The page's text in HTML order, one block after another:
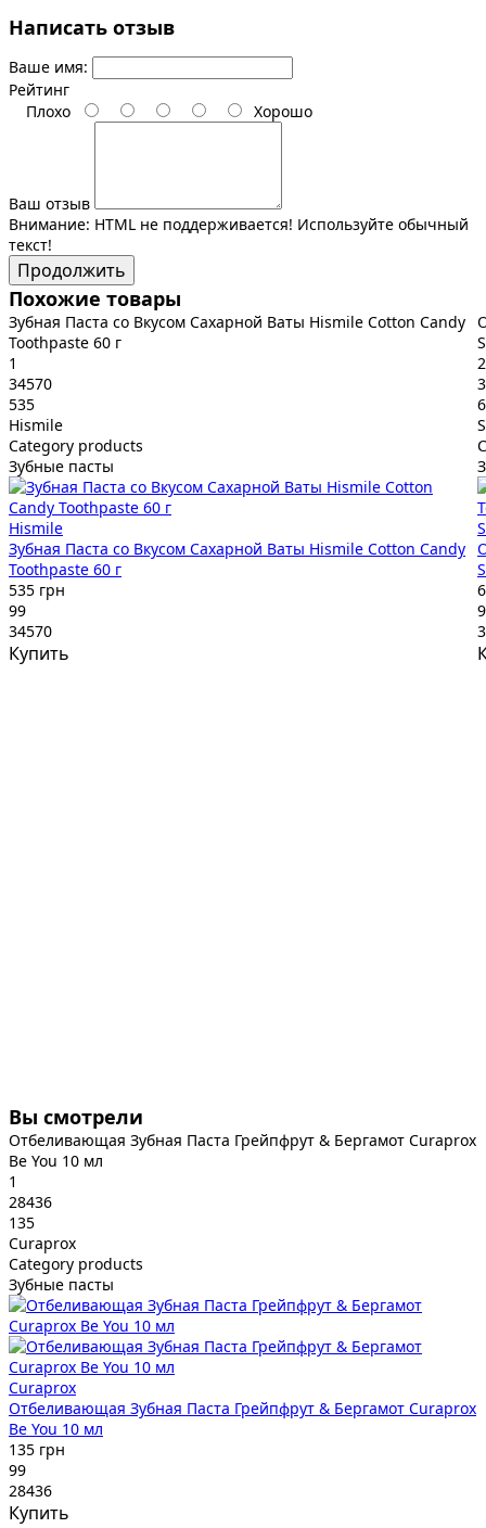
Написать отзыв
Ваше имя:
Рейтинг
Плохо
Хорошо
Ваш отзыв
Внимание: HTML не поддерживается! Используйте обычный
текст!
Продолжить
Похожие товары
Зубная Паста со Вкусом Сахарной Ваты Hismile Cotton Candy
Toothpaste 60 г
1
34570
535
Hismile
Category products
Зубные пасты
Hismile
Зубная Паста со Вкусом Сахарной Ваты Hismile Cotton Candy
Toothpaste 60 г
535 грн
99
34570
Купить
2
Вы смотрели
Отбеливающая Зубная Паста Грейпфрут & Бергамот Curaprox
Be You 10 мл
1
28436
135
Curaprox
Category products
Зубные пасты
Curaprox
Отбеливающая Зубная Паста Грейпфрут & Бергамот Curaprox
Be You 10 мл
135 грн
99
28436
Купить